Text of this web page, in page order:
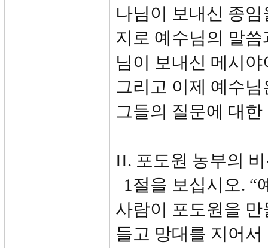
나님이 보내신 종
지로 예수님의 말
님이 보내신 메시
그리고 이제 예수
그들의 질문에 대
II. 포도원 농부의
1절을 보십시오. “
사람이 포도원을
들고 망대를 지어